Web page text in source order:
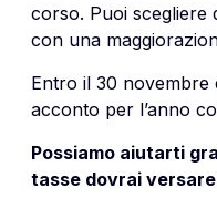
corso. Puoi scegliere
con una
Entro il 30 novembre
acconto per l’anno
Possiamo aiutarti
tasse dovrai versare